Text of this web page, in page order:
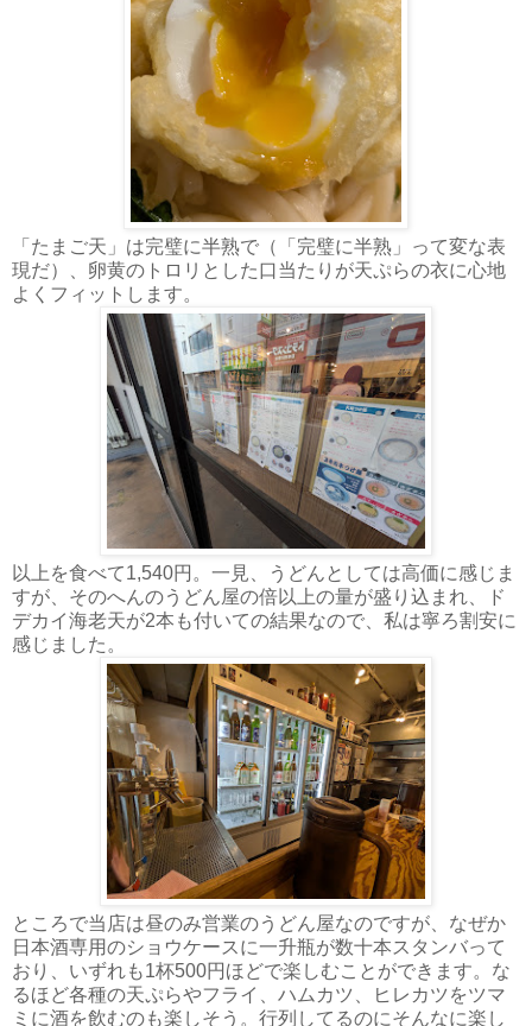
「たまご天」は完璧に半熟で（「完璧に半熟」って変な表
現だ）、卵黄のトロリとした口当たりが天ぷらの衣に心地
よくフィットします。
以上を食べて1,540円。一見、うどんとしては高価に感じま
すが、そのへんのうどん屋の倍以上の量が盛り込まれ、ド
デカイ海老天が2本も付いての結果なので、私は寧ろ割安に
感じました。
ところで当店は昼のみ営業のうどん屋なのですが、なぜか
日本酒専用のショウケースに一升瓶が数十本スタンバって
おり、いずれも1杯500円ほどで楽しむことができます。な
るほど各種の天ぷらやフライ、ハムカツ、ヒレカツをツマ
ミに酒を飲むのも楽しそう。行列してるのにそんなに楽し